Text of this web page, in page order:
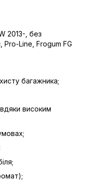
2013-, без
Pro-Line, Frogum FG
багажника;
високим